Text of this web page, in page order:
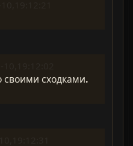
сходками.